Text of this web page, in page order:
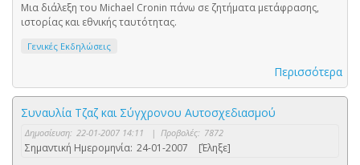
Μια διάλεξη του Michael Cronin πάνω σε ζητήματα μετάφρασης,
ιστορίας και εθνικής ταυτότητας.
Γενικές Εκδηλώσεις
Περισσότερα
Συναυλία Τζαζ και Σύγχρονου Αυτοσχεδιασμού
Δημοσίευση: 22-01-2007 14:11 | Προβολές: 7872
Σημαντική Ημερομηνία: 24-01-2007 [Έληξε]